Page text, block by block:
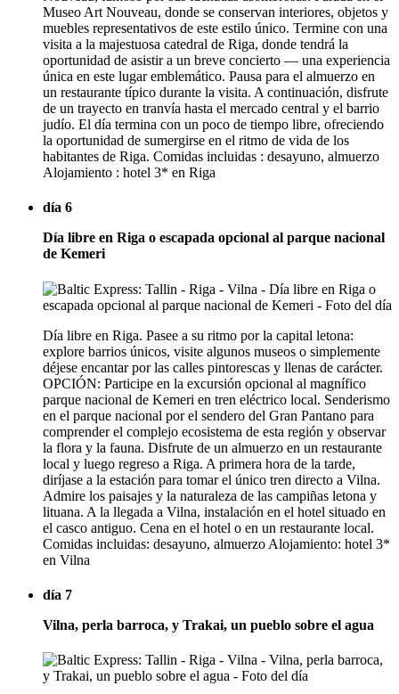
Museo Art Nouveau, donde se conservan interiores, objetos y
muebles representativos de este estilo único. Termine con una
visita a la majestuosa catedral de Riga, donde tendrá la
oportunidad de asistir a un breve concierto — una experiencia
única en este lugar emblemático. Pausa para el almuerzo en
un restaurante típico durante la visita. A continuación, disfrute
de un trayecto en tranvía hasta el mercado central y el barrio
judío. El día termina con un poco de tiempo libre, ofreciendo
la oportunidad de sumergirse en el ritmo de vida de los
habitantes de Riga. Comidas incluidas : desayuno, almuerzo
Alojamiento : hotel 3* en Riga
día 6
Día libre en Riga o escapada opcional al parque nacional
de Kemeri
Día libre en Riga. Pasee a su ritmo por la capital letona:
explore barrios únicos, visite algunos museos o simplemente
déjese encantar por las calles pintorescas y llenas de carácter.
OPCIÓN: Participe en la excursión opcional al magnífico
parque nacional de Kemeri en tren eléctrico local. Senderismo
en el parque nacional por el sendero del Gran Pantano para
comprender el complejo ecosistema de esta región y observar
la flora y la fauna. Disfrute de un almuerzo en un restaurante
local y luego regreso a Riga. A primera hora de la tarde,
diríjase a la estación para tomar el único tren directo a Vilna.
Admire los paisajes y la naturaleza de las campiñas letona y
lituana. A la llegada a Vilna, instalación en el hotel situado en
el casco antiguo. Cena en el hotel o en un restaurante local.
Comidas incluidas: desayuno, almuerzo Alojamiento: hotel 3*
en Vilna
día 7
Vilna, perla barroca, y Trakai, un pueblo sobre el agua